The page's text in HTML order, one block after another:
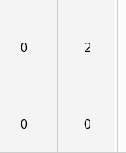
0 2
0 0